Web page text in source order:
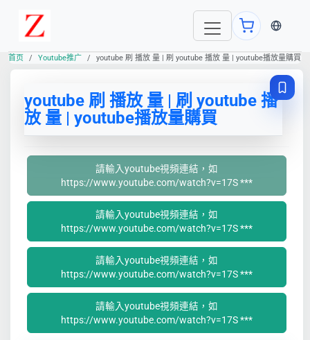
当前语
首页 Youtube推广 youtube 刷 播放 量 | 刷 youtube 播放 量 | youtube播放量購買
youtube 刷 播放 量 | 刷 youtube 播
放 量 | youtube播放量購買
請輸入youtube視頻連結，如
https://www.youtube.com/watch?v=17S ***
請輸入youtube視頻連結，如
https://www.youtube.com/watch?v=17S ***
請輸入youtube視頻連結，如
https://www.youtube.com/watch?v=17S ***
請輸入youtube視頻連結，如
https://www.youtube.com/watch?v=17S ***